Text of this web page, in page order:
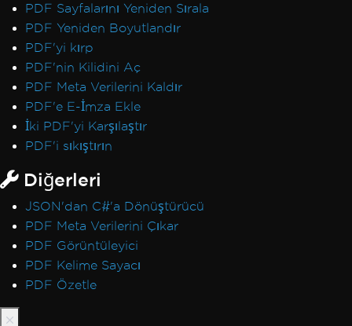
PDF Sayfalarını Yeniden Sırala
PDF Yeniden Boyutlandır
PDF'yi kırp
PDF'nin Kilidini Aç
PDF Meta Verilerini Kaldır
PDF'e E-İmza Ekle
İki PDF'yi Karşılaştır
PDF'i sıkıştırın
Diğerleri
JSON'dan C#'a Dönüştürücü
PDF Meta Verilerini Çıkar
PDF Görüntüleyici
PDF Kelime Sayacı
PDF Özetle